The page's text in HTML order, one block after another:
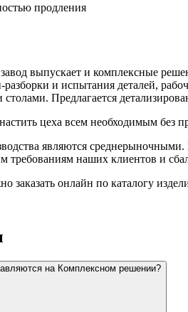
продления
выпускает и комплексные
разборки и испытания деталей,
Предлагается
цеха всем необходимым без
являются
требованиям наших клиентов и
онлайн по каталогу
на Комплексном решении?